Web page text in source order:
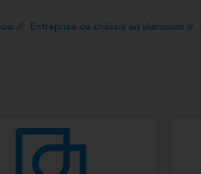
Entreprise de châssis en aluminium